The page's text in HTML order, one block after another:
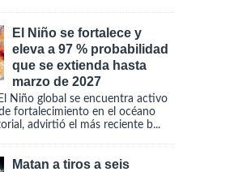
El Niño se fortalece y
eleva a 97 % probabilidad
que se extienda hasta
marzo de 2027
Niño global se encuentra activo
fortalecimiento en el océano
advirtió el más reciente b...
Matan a tiros a seis